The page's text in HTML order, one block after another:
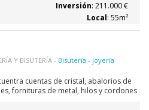
Inversión: 211.000 €
Local: 55m²
Y BISUTERÍA - Bisutería - joyería
cuentas de cristal, abalorios de
fornituras de metal, hilos y cordones